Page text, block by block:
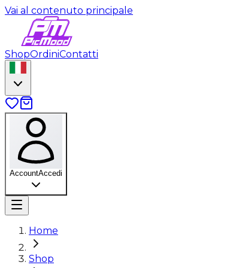
Vai al contenuto principale
ShopOrdiniContatti
AccountAccedi
Home
Shop